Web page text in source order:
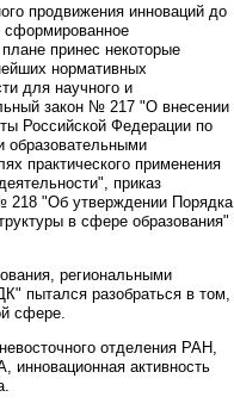
продвижения инноваций до
сформированное
принес некоторые
нормативных
для научного и
закон № 217 "О внесении
Российской Федерации по
практического применения
приказ
218 "Об утверждении Порядка
в сфере образования"
региональными
пытался разобраться в том,
сфере.
отделения РАН,
активность